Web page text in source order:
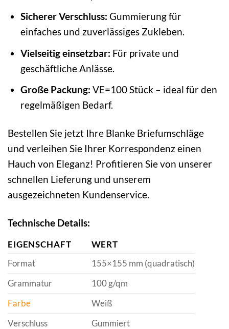
Sicherer Verschluss: Gummierung für
einfaches und zuverlässiges Zukleben.
Vielseitig einsetzbar: Für private und
geschäftliche Anlässe.
Große Packung: VE=100 Stück – ideal für den
regelmäßigen Bedarf.
Bestellen Sie jetzt Ihre Blanke Briefumschläge
und verleihen Sie Ihrer Korrespondenz einen
Hauch von Eleganz! Profitieren Sie von unserer
schnellen Lieferung und unserem
ausgezeichneten Kundenservice.
Technische Details:
EIGENSCHAFT
WERT
Format
155×155 mm (quadratisch)
Grammatur
100 g/qm
Farbe
Weiß
Verschluss
Gummiert